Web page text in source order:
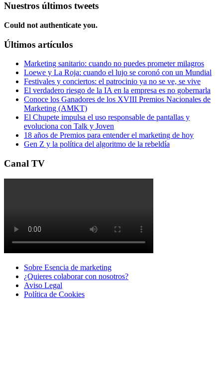
Nuestros últimos tweets
Could not authenticate you.
Últimos artículos
Marketing sanitario: cuando no puedes prometer milagros
Loewe y La Roja: cuando el lujo se coronó con un Mundial
Festivales y conciertos: el patrocinio ya no se ve, se vive
El verdadero riesgo de la IA en la empresa es no gobernarla
Conoce los Ganadores de los XVIII Premios Nacionales de
Marketing (AMKT)
El Chupete impulsa el uso responsable de pantallas y
evoluciona con Talk y Joven
18 años de Premios para entender el marketing de hoy
Gen Z y la política del algoritmo de la rebeldía
Canal TV
Sobre Esencia de marketing
¿Quieres colaborar con nosotros?
Aviso Legal
Polí­tica de Cookies